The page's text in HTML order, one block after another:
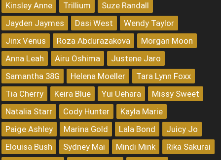
Kinsley Anne
Trillium
Suze Randall
Jayden Jaymes
Dasi West
Wendy Taylor
Jinx Venus
Roza Abdurazakova
Morgan Moon
Anna Leah
Airu Oshima
Justene Jaro
Samantha 38G
Helena Moeller
Tara Lynn Foxx
Tia Cherry
Keira Blue Yui Uehara
Missy Sweet
Natalia Starr
Cody Hunter
Kayla Marie
Paige Ashley
Marina Gold Lala Bond
Juicy Jo
Elouisa Bush
Sydney Mai Mindi Mink
Rika Sakurai